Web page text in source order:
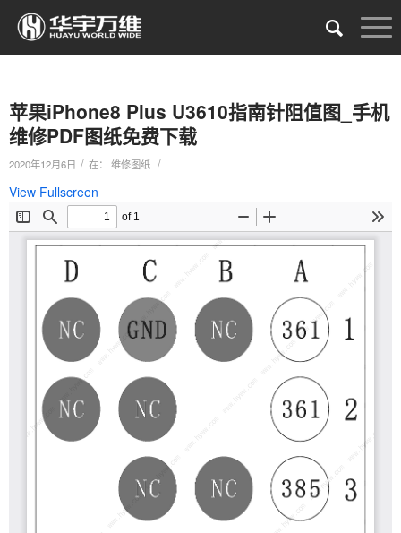
苹果iPhone8 Plus U3610指南针阻值图_手机
维修PDF图纸免费下载
2020年12月6日 / 在： 维修图纸 /
View Fullscreen